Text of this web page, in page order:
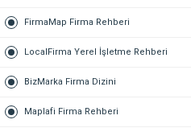
FirmaMap Firma Rehberi
LocalFirma Yerel İşletme Rehberi
BizMarka Firma Dizini
Maplafi Firma Rehberi